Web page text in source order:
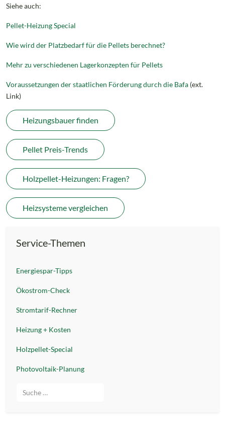
Siehe auch:
Pellet-Heizung Special
Wie wird der Platzbedarf für die Pellets berechnet?
Mehr zu verschiedenen Lagerkonzepten für Pellets
Voraussetzungen der staatlichen Förderung durch die Bafa (ext.
Link)
Heizungsbauer finden
Pellet Preis-Trends
Holzpellet-Heizungen: Fragen?
Heizsysteme vergleichen
Service-Themen
Energiespar-Tipps
Ökostrom-Check
Stromtarif-Rechner
Heizung + Kosten
Holzpellet-Special
Photovoltaik-Planung